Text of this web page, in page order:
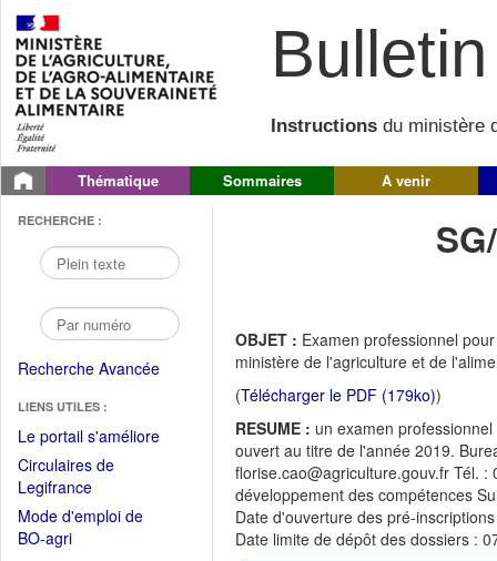
Instructions du ministère
Thématique Sommaires A venir
RECHERCHE :
Recherche Avancée
LIENS UTILES :
Le portail s'améliore(Fichier
Circulaires de
Legifrance(Ouvrir
dans
une
Mode d'emploi de
BO-agri(Ouvrir
OBJET : Examen professionnel
ministère de l'agriculture et de
(Télécharger le PDF (179ko))
RESUME : un examen
ouvert au titre de l'année 2019.
florise.cao@agriculture.gouv.fr Tél.
développement des compétences
Date d'ouverture des pré-
Date limite de dépôt des dossiers :